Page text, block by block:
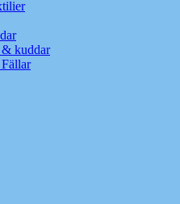
& kuddar